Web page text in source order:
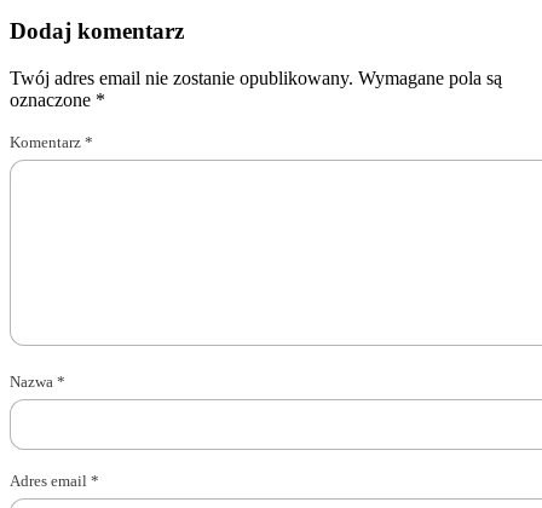
Dodaj komentarz
Twój adres email nie zostanie opublikowany. Wymagane pola są
oznaczone *
Komentarz *
Nazwa *
Adres email *